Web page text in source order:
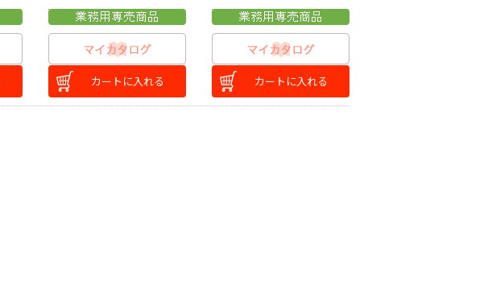
カートに入れる カートに入れる